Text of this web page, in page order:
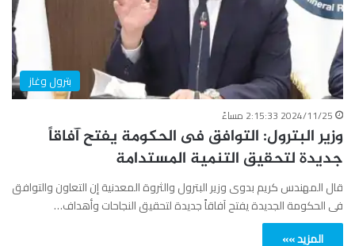
بترول وغاز
2024/11/25 2:15:33 مساءً
وزير البترول: التوافق فى الحكومة يفتح آفاقاً
جديدة لتحقيق التنمية المستدامة
قال المهندس كريم بدوى وزير البترول والثروة المعدنية إن التعاون والتوافق
فى الحكومة الجديدة يفتح آفاقاً جديدة لتحقيق النجاحات وأهداف…
المزيد »»